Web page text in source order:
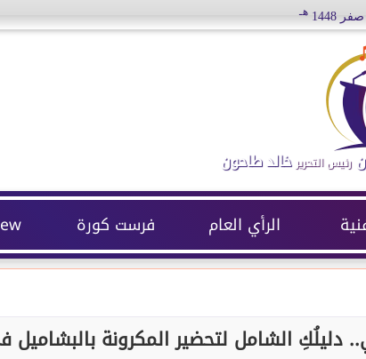
هـ
رئيس التحرير خالد طاحون
الرأي العام فرست كورة
دليلُكِ الشامل لتحضير المكرونة